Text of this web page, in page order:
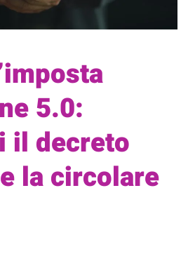
5.0:
il decreto
la circolare